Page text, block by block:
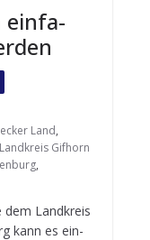
ein­fa­
Land,
Landkreis Gifhorn
,
dem Land­kreis
kann es ein­